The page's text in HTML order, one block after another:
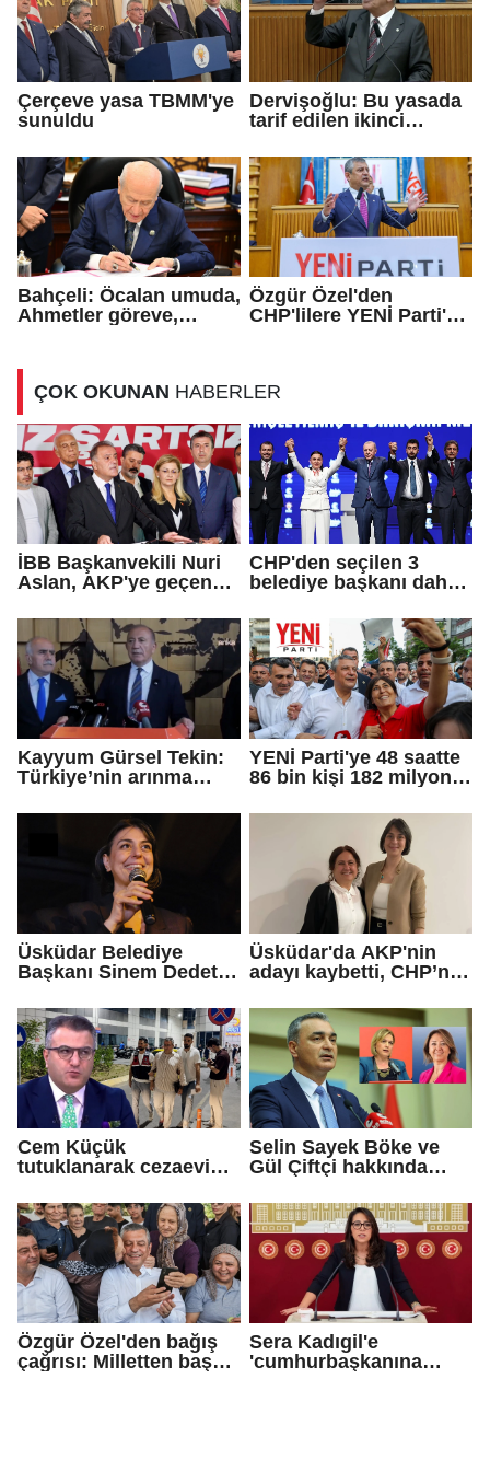
Çerçeve yasa TBMM'ye
sunuldu
Dervişoğlu: Bu yasada
tarif edilen ikinci
Bahçeli: Öcalan umuda,
Ahmetler göreve,
Özgür Özel'den
CHP'lilere YENİ Parti'ye
ÇOK OKUNAN HABERLER
İBB Başkanvekili Nuri
Aslan, AKP'ye geçen
iddialarına yanıt verdi
CHP'den seçilen 3
belediye başkanı daha
Kayyum Gürsel Tekin:
Türkiye’nin arınma
geldiniz...
YENİ Parti'ye 48 saatte
86 bin kişi 182 milyon
Üsküdar Belediye
Başkanı Sinem Dedetaş
Üsküdar'da AKP'nin
adayı kaybetti, CHP’nin
Çetinkaya Başkan
Vekili seçildi
Cem Küçük
tutuklanarak cezaevine
Selin Sayek Böke ve
Gül Çiftçi hakkında
başlatılacak
Özgür Özel'den bağış
çağrısı: Milletten başka
Sera Kadıgil'e
'cumhurbaşkanına